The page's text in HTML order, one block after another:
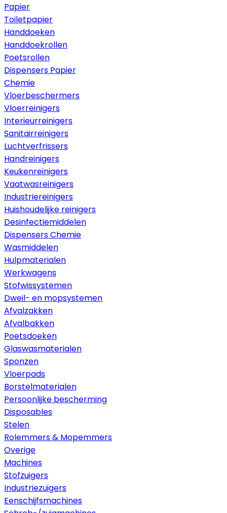
Papier
Toiletpapier
Handdoeken
Handdoekrollen
Poetsrollen
Dispensers Papier
Chemie
Vloerbeschermers
Vloerreinigers
Interieurreinigers
Sanitairreinigers
Luchtverfrissers
Handreinigers
Keukenreinigers
Vaatwasreinigers
Industriereinigers
Huishoudelijke reinigers
Desinfectiemiddelen
Dispensers Chemie
Wasmiddelen
Hulpmaterialen
Werkwagens
Stofwissystemen
Dweil- en mopsystemen
Afvalzakken
Afvalbakken
Poetsdoeken
Glaswasmaterialen
Sponzen
Vloerpads
Borstelmaterialen
Persoonlijke bescherming
Disposables
Stelen
Rolemmers & Mopemmers
Overige
Machines
Stofzuigers
Industriezuigers
Eenschijfsmachines